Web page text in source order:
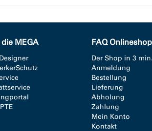
MEGA FAQ Onlineshop
Der Shop in 3 min.
Anmeldung
Bestellung
Lieferung
Abholung
Zahlung
Mein Konto
Kontakt